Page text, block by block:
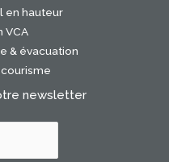
en hauteur
VCA
& évacuation
newsletter